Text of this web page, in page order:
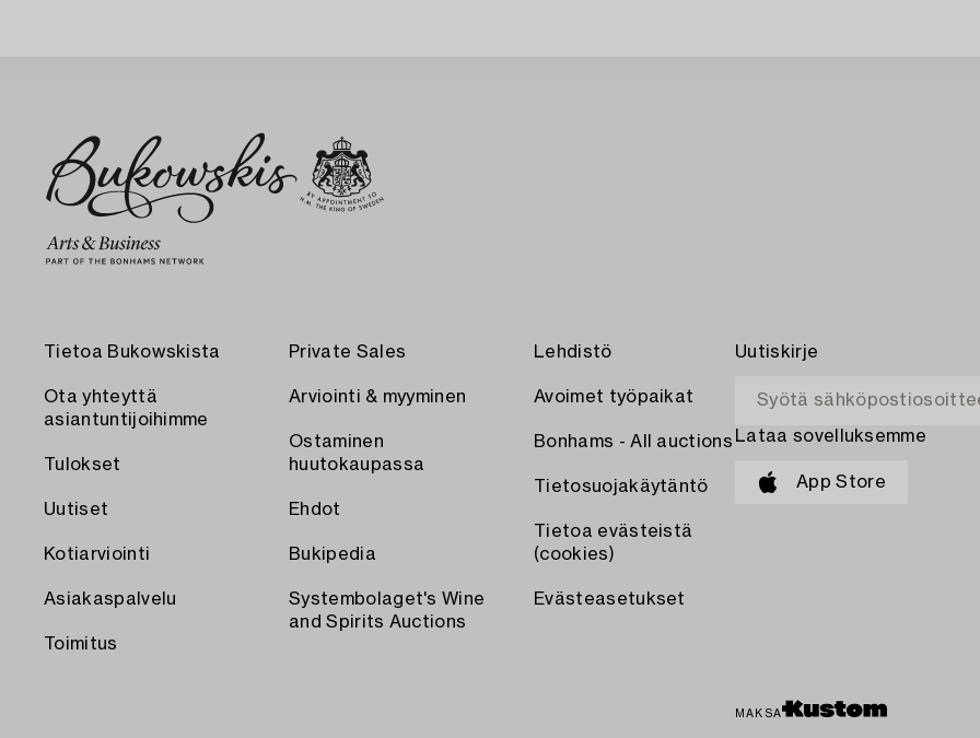
Tietoa Bukowskista
Ota yhteyttä
asiantuntijoihimme
Tulokset
Uutiset
Kotiarviointi
Asiakaspalvelu
Toimitus
Private Sales
Arviointi & myyminen
Ostaminen
huutokaupassa
Ehdot
Bukipedia
Systembolaget's Wine
and Spirits Auctions
Lehdistö
Avoimet työpaikat
Bonhams - All auctions
Tietosuojakäytäntö
Tietoa evästeistä
(cookies)
Evästeasetukset
Uutiskirje
Lataa sovelluksemme
App Store
MAKSA